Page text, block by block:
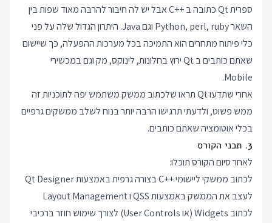
ספרית Qt כתובה ב
C++אבל יש לה חיבור להרבה מאוד שפות בין
השאר Python, perl, ruby וגם Java. היתרון הגדול שלה על פני
כלי פיתוח מתחרים הוא התמיכה בכל מערכות ההפעלה, כך שיישום
שאתם כותבים ב Qt ירוץ בחלונות, לינוקס, מק וגם במכשירי
Mobile.
אחרי שתדעו Qt תראו שלכתוב ממשק משתמש יפה לתוכניות זה
ממש פשוט, ולדעתי תרגישו הרבה יותר בנוח לשלב ממשקים גרפיים
בכלי אוטומציה שאתם כותבים.
3. תכני הקורס
לאחר סיום הקורס תוכלו:
לכתוב ממשקי ליישומיC++בצורה גרפית באמצעות Qt Designer
לעצב את הממשק באמצעות QSS ו Layout Management
לכתוב Widgets (או User Controls) לצורך שימוש חוזר ברכיבי